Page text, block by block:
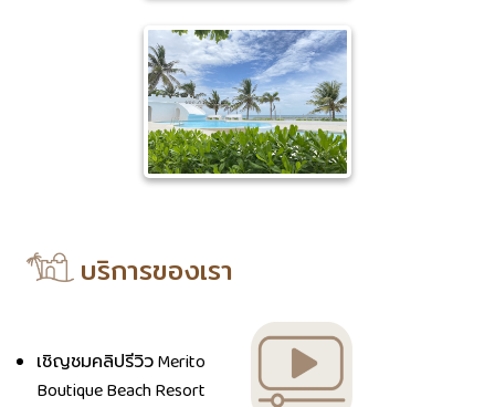
บริการของเรา
เชิญชมคลิปรีวิว Merito
Boutique Beach Resort